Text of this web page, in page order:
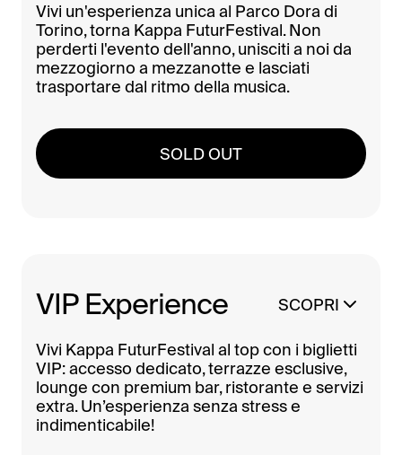
Vivi un'esperienza unica al Parco Dora di
Torino, torna Kappa FuturFestival. Non
perderti l'evento dell'anno, unisciti a noi da
mezzogiorno a mezzanotte e lasciati
trasportare dal ritmo della musica.
SOLD OUT
VIP Experience SCOPRI
Vivi Kappa FuturFestival al top con i biglietti
VIP: accesso dedicato, terrazze esclusive,
lounge con premium bar, ristorante e servizi
extra. Un’esperienza senza stress e
indimenticabile!